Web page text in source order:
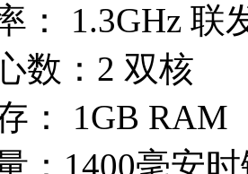
：
1.3GHz 联
数： 2 双核
：
1GB RAM
： 1400毫安